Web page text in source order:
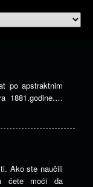
po apstraktnim
1881.godine.…
Ako ste naučili
ćete moći da